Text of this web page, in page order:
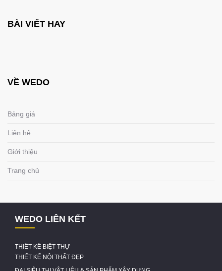
BÀI VIẾT HAY
VỀ WEDO
Bảng giá
Liên hệ
Giới thiệu
Trang chủ
WEDO LIÊN KẾT
THIẾT KẾ BIỆT THỰ
THIẾT KẾ NỘI THẤT ĐẸP